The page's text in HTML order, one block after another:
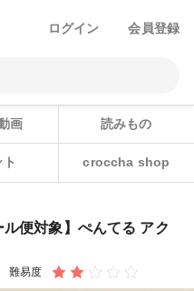
ログイン 会員登録
画 読みもの
croccha shop
便対象】ぺんてる アク
難易度